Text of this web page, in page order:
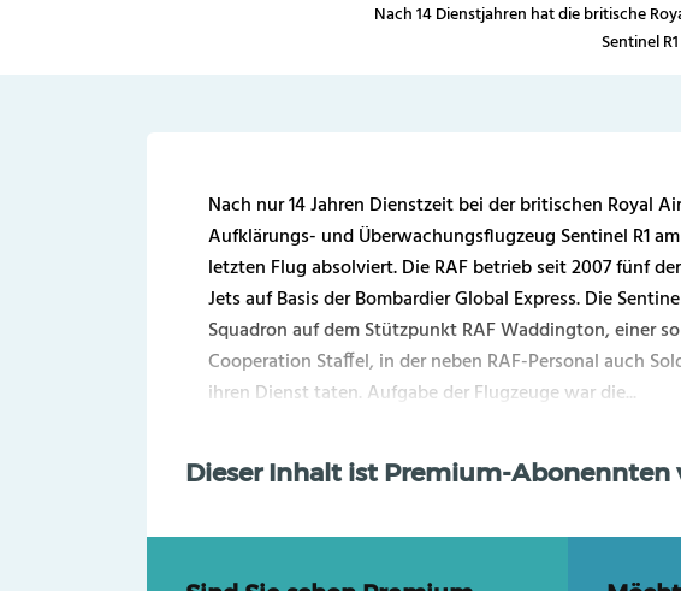
Nach 14 Dienstjahren hat die britische
Sentinel
Nach nur 14 Jahren Dienstzeit bei der britischen Royal
Aufklärungs- und Überwachungsflugzeug Sentinel R1 am
letzten Flug absolviert. Die RAF betrieb seit 2007 fünf
Jets auf Basis der Bombardier Global Express. Die
Squadron auf dem Stützpunkt RAF Waddington, einer
Cooperation Staffel, in der neben RAF-Personal auch
ihren Dienst taten. Aufgabe der Flugzeuge war die...
Dieser Inhalt ist Premium-Abonennten